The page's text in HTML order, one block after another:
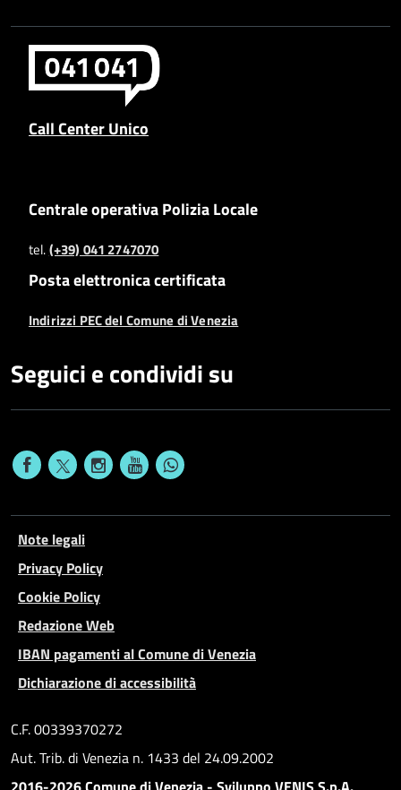
Call Center Unico
Centrale operativa Polizia Locale
tel.(+39) 041 2747070
Posta elettronica certificata
Indirizzi PEC del Comune di Venezia
Seguici e condividi su
Note legali
Privacy Policy
Cookie Policy
Redazione Web
IBAN pagamenti al Comune di Venezia
Dichiarazione di accessibilità
C.F. 00339370272
Aut. Trib. di Venezia n. 1433 del 24.09.2002